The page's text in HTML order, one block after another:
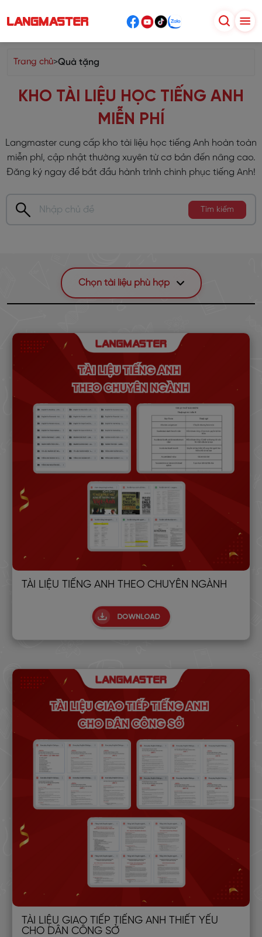
Trang chủ>Quà tặng
KHO TÀI LIỆU HỌC TIẾNG ANH
MIỄN PHÍ
Langmaster cung cấp kho tài liệu học tiếng Anh hoàn toàn
miễn phí, cập nhật thường xuyên từ cơ bản đến nâng cao.
Đăng ký ngay để bắt đầu hành trình chinh phục tiếng Anh!
Tìm kiếm
Chọn tài liệu phù hợp
TÀI LIỆU TIẾNG ANH THEO CHUYÊN NGÀNH
TÀI LIỆU GIAO TIẾP TIẾNG ANH THIẾT YẾU
CHO DÂN CÔNG SỞ